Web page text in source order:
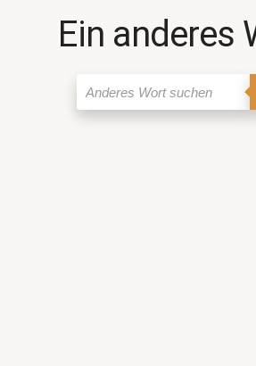
Ein anderes